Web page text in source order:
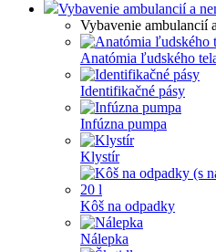
Vybavenie ambulancií a
Vybavenie ambulancií
Anatómia ľudského
Identifikačné pásy
Infúzna pumpa
Klystír
Kôš na odpadky
Nálepka